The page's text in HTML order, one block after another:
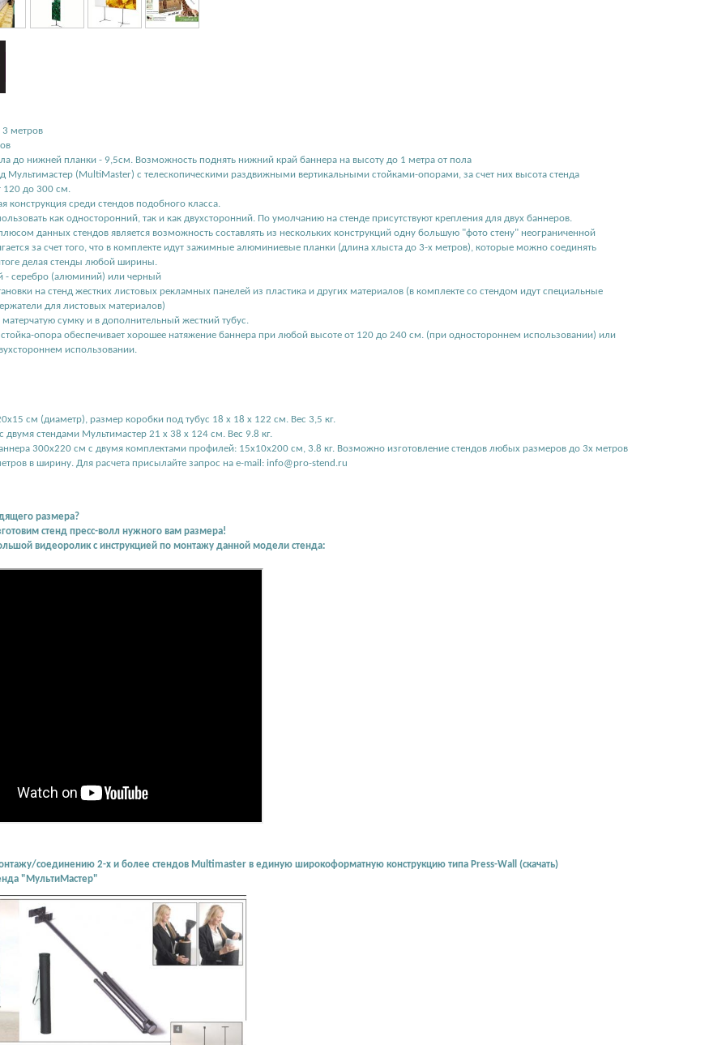
3 метров
до нижней планки - 9,5см. Возможность поднять нижний край баннера на высоту до 1 метра от пола
Мультимастер (MultiMaster) с телескопическими раздвижными вертикальными стойками-опорами, за счет них высота стенда
120 до 300 см.
конструкция среди стендов подобного класса.
как односторонний, так и как двухсторонний. По умолчанию на стенде присутствуют крепления для двух баннеров.
данных стендов является возможность составлять из нескольких конструкций одну большую "фото стену" неограниченной
за счет того, что в комплекте идут зажимные алюминиевые планки (длина хлыста до 3-х метров), которые можно соединять
делая стенды любой ширины.
- серебро (алюминий) или черный
на стенд жестких листовых рекламных панелей из пластика и других материалов (в комплекте со стендом идут специальные
для листовых материалов)
матерчатую сумку и в дополнительный жесткий тубус.
стойка-опора обеспечивает хорошее натяжение баннера при любой высоте от 120 до 240 см. (при одностороннем использовании) или
использовании.
см (диаметр), размер коробки под тубус 18 х 18 х 122 см. Вес 3,5 кг.
двумя стендами Мультимастер 21 х 38 х 124 см. Вес 9.8 кг.
300х220 см с двумя комплектами профилей: 15х10х200 см, 3.8 кг. Возможно изготовление стендов любых размеров до 3х метров
в ширину. Для расчета присылайте запрос на e-mail: info@pro-stend.ru
размера?
стенд пресс-волл нужного вам размера!
видеоролик с инструкцией по монтажу данной модели стенда:
соединению 2-х и более стендов Multimaster в единую широкоформатную конструкцию типа Press-Wall (скачать)
"МультиМастер"